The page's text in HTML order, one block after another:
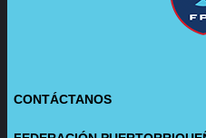
CONTÁCTANOS